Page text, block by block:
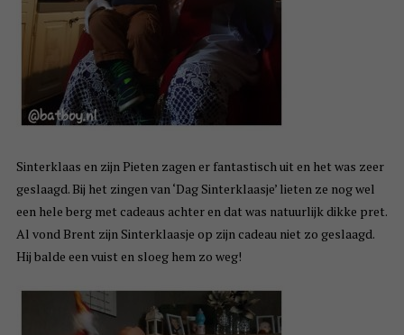
Sinterklaas en zijn Pieten zagen er fantastisch uit en het was zeer
geslaagd. Bij het zingen van ‘Dag Sinterklaasje’ lieten ze nog wel
een hele berg met cadeaus achter en dat was natuurlijk dikke pret.
Al vond Brent zijn Sinterklaasje op zijn cadeau niet zo geslaagd.
Hij balde een vuist en sloeg hem zo weg!